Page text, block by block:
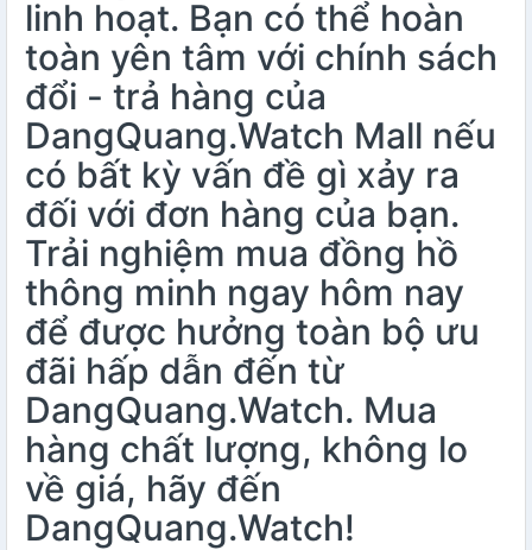
linh hoạt. Bạn có thể hoàn
toàn yên tâm với chính sách
đổi - trả hàng của
DangQuang.Watch Mall nếu
có bất kỳ vấn đề gì xảy ra
đối với đơn hàng của bạn.
Trải nghiệm mua đồng hồ
thông minh ngay hôm nay
để được hưởng toàn bộ ưu
đãi hấp dẫn đến từ
DangQuang.Watch. Mua
hàng chất lượng, không lo
về giá, hãy đến
DangQuang.Watch!